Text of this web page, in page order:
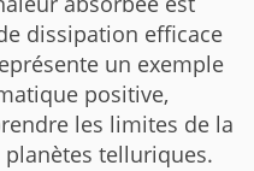
dissipation efficace
un exemple
positive,
les limites de la
telluriques.